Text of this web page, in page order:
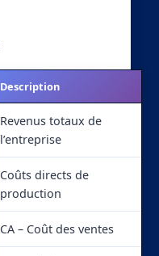
Description
Revenus totaux de
l’entreprise
Coûts directs de
production
CA – Coût des ventes